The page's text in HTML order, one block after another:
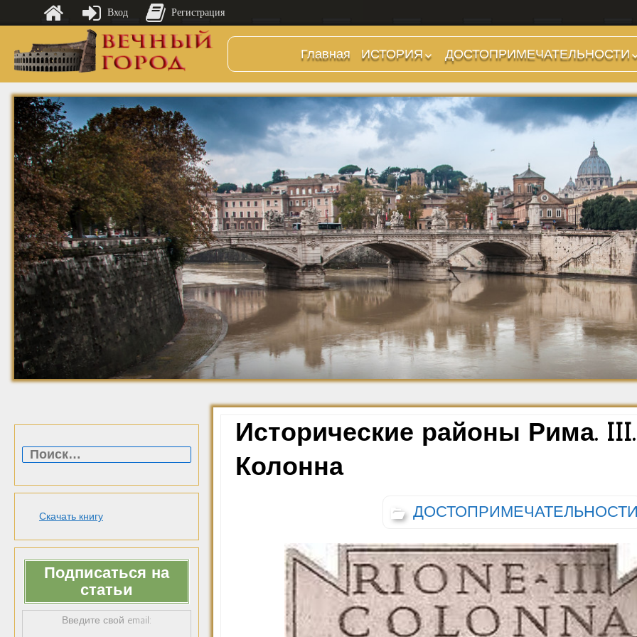
Главная
ИСТОРИЯ
Предыстория
Царский период
(753-509 гг до н.э.)
Ранняя Республика
(509-265 гг до н.э.)
Поздняя Республика
(264-27 гг до н.э.)
Империя. Принципат
(27 г до н.э. — 284 г
н.э.)
Империя. Доминат
(284-476 гг)
Темные Века. Готы
Темные Века.
Экзархат
Средневековье
Возрождение и
Барокко
ДОСТОПРИМЕЧАТЕЛЬНОСТИ
Холмы и остров.
Районы
Форумы, Площади,
Дороги
Стадионы, Термы
Музеи
Дохристианские
храмы
Христианские храмы,
базилики etc.
Дворцы
Арки, колонны и
обелиски
Фонтаны
Скачать книгу
Подписаться на
статьи
Введите свой email:
Исторические районы Рима. III.
Колонна
ДОСТОПРИМЕЧАТЕЛЬНОСТИ
Вход Регистрация